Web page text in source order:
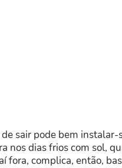
sair pode bem
nos dias frios com sol,
fora, complica, então,